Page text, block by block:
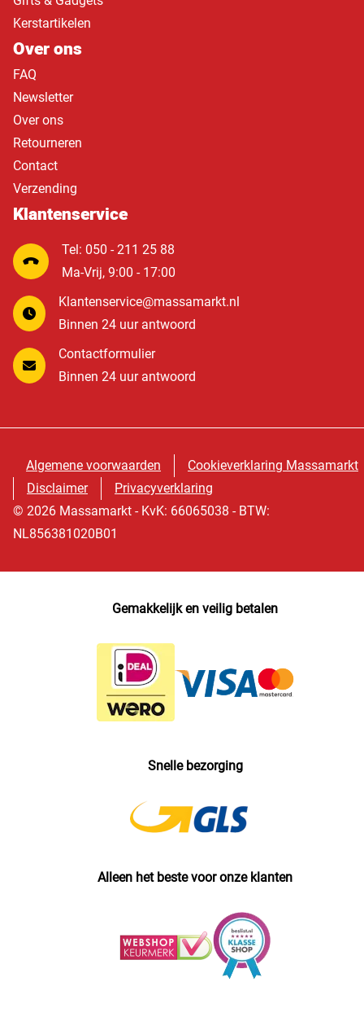
Kerstartikelen
Over ons
FAQ
Newsletter
Over ons
Retourneren
Contact
Verzending
Klantenservice
Tel: 050 - 211 25 88
Ma-Vrij, 9:00 - 17:00
Klantenservice@massamarkt.nl
Binnen 24 uur antwoord
Contactformulier
Binnen 24 uur antwoord
Algemene voorwaarden
Cookieverklaring Massamarkt
Disclaimer
Privacyverklaring
© 2026 Massamarkt - KvK: 66065038 - BTW:
NL856381020B01
Gemakkelijk en veilig betalen
Snelle bezorging
Alleen het beste voor onze klanten